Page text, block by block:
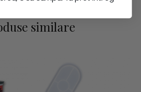
similare